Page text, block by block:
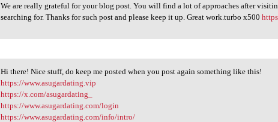
We are really grateful for
We are really grateful for your blog post. You will find a lot of approaches after
searching for. Thanks for such post and please keep it up. Great work.turbo x500
Hi there! Nice stuff, do keep
Hi there! Nice stuff, do keep me posted when you post again something like this!
https://www.asugardating.vip
https://x.com/asugardating_
https://www.asugardating.com/login
https://www.asugardating.com/info/intro/